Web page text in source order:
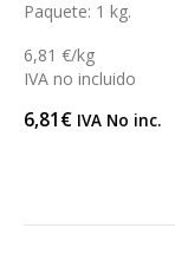
Paquete: 1 kg.
6,81 €/kg
IVA no incluido
6,81€ IVA No inc.